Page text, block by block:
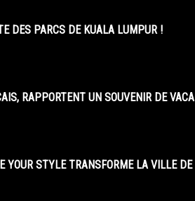
DES PARCS DE KUALA LUMPUR !
RAPPORTENT UN SOUVENIR DE
YOUR STYLE TRANSFORME LA VILLE